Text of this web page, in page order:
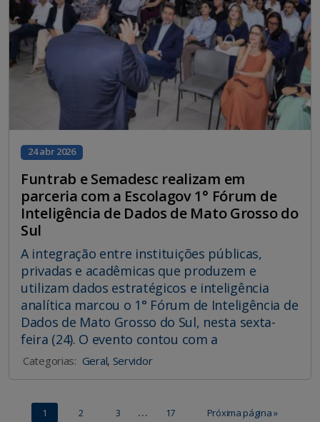
24 abr 2026
Funtrab e Semadesc realizam em
parceria com a Escolagov 1° Fórum de
Inteligência de Dados de Mato Grosso do
Sul
A integração entre instituições públicas,
privadas e acadêmicas que produzem e
utilizam dados estratégicos e inteligência
analítica marcou o 1° Fórum de Inteligência de
Dados de Mato Grosso do Sul, nesta sexta-
feira (24). O evento contou com a
Categorias: Geral, Servidor
1 2 3 … 17 Próxima página »